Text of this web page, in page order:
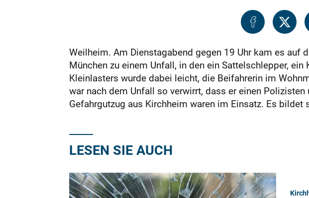
Weilheim. Am Dienstagabend gegen 19 Uhr kam es auf
München zu einem Unfall, in den ein Sattelschlepper,
Kleinlasters wurde dabei leicht, die Beifahrerin im
war nach dem Unfall so verwirrt, dass er einen
Gefahrgutzug aus Kirchheim waren im Einsatz. Es bildet
LESEN SIE AUCH